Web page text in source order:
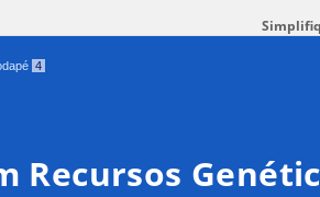
4
Recursos